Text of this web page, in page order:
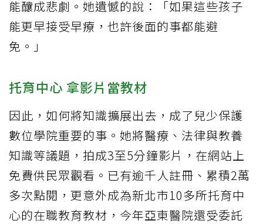
能釀成悲劇。她遺憾的說：「如果這些孩子
能更早接受早療，也許後面的事都能避
免。」
托育中心 拿影片當教材
因此，如何將知識擴展出去，成了兒少保護
數位學院重要的事。她將醫療、法律與教養
知識等議題，拍成3至5分鐘影片，在網站上
免費供民眾觀看。已有逾千人註冊、累積2萬
多次點閱，更意外成為新北市10多所托育中
心的在職教育教材，今年亞東醫院還受委託